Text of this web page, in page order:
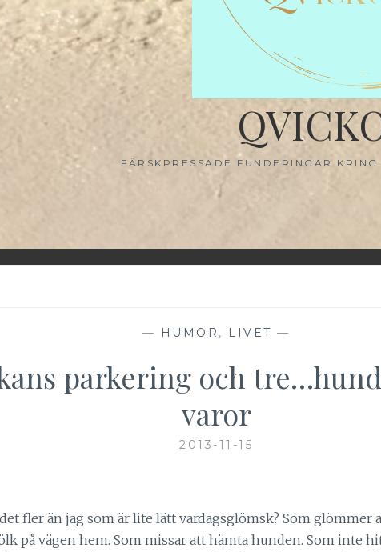
FÄRSKPRESSADE FUNDERINGAR
— HUMOR , LIVET —
parkering och
varor
2013-11-15
fler än jag som är lite lätt vardagsglömsk? Som glömmer
på vägen hem. Som missar att hämta hunden. Som inte